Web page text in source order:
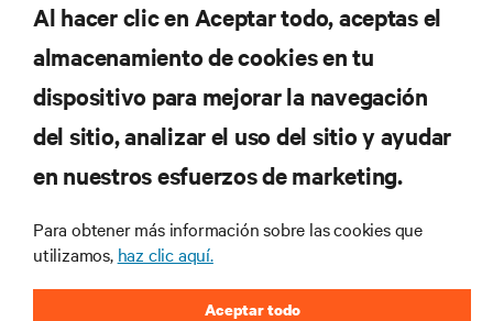
REGÍSTRATE AHORA
SOPORTE
CORPORATIVO
Al hacer clic en Aceptar todo, aceptas el
almacenamiento de cookies en tu
dispositivo para mejorar la navegación
del sitio, analizar el uso del sitio y ayudar
en nuestros esfuerzos de marketing.
Para obtener más información sobre las cookies que
utilizamos, haz clic aquí.
Aceptar todo